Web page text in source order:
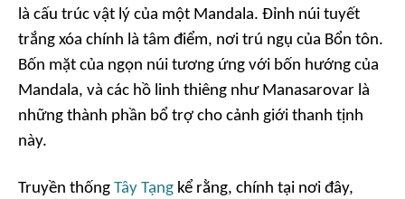
là cấu trúc vật lý của một Mandala. Đỉnh núi tuyết
trắng xóa chính là tâm điểm, nơi trú ngụ của Bổn tôn.
Bốn mặt của ngọn núi tương ứng với bốn hướng của
Mandala, và các hồ linh thiêng như Manasarovar là
những thành phần bổ trợ cho cảnh giới thanh tịnh
này.
Truyền thống Tây Tạng kể rằng, chính tại nơi đây,